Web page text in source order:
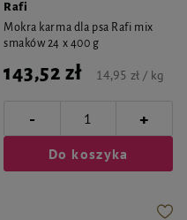
Rafi
Mokra karma dla psa Rafi mix
smaków 24 x 400 g
143,52 zł 14,95 zł / kg
- +
Do koszyka